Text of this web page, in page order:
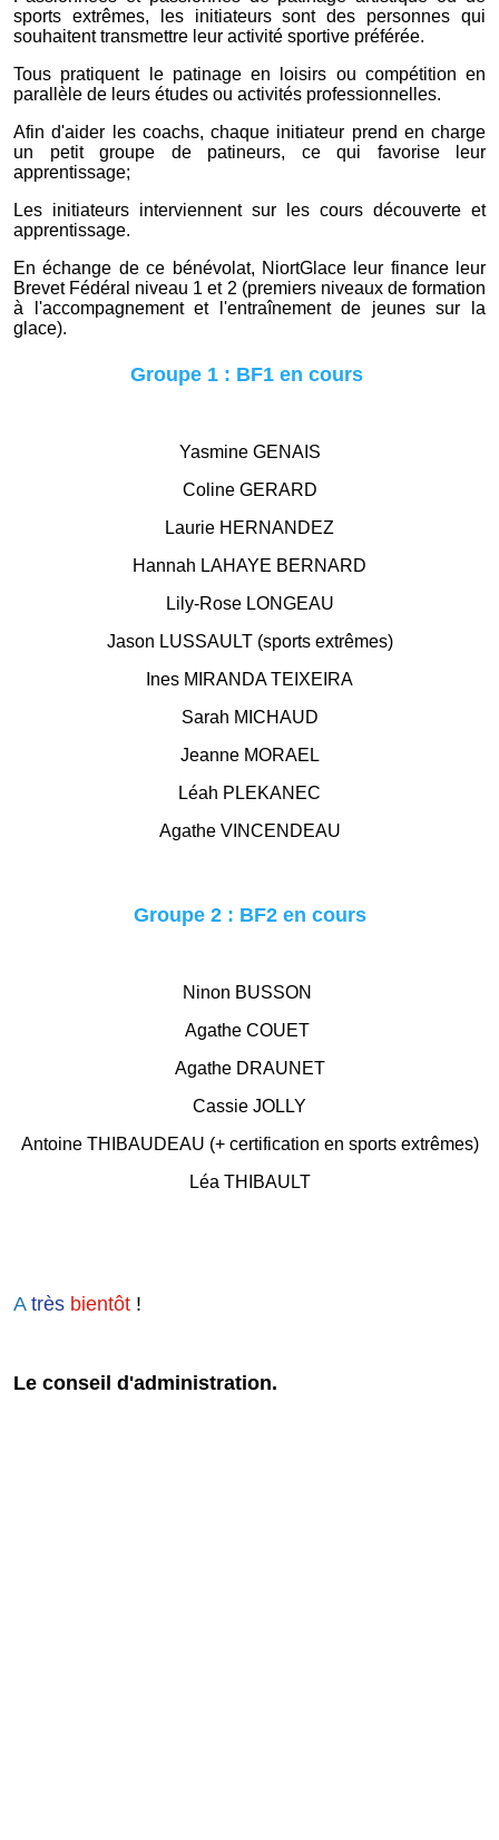
sports extrêmes, les initiateurs sont des personnes qui
souhaitent transmettre leur activité sportive préférée.
Tous pratiquent le patinage en loisirs ou compétition en
parallèle de leurs études ou activités professionnelles.
Afin d'aider les coachs, chaque initiateur prend en charge
un petit groupe de patineurs, ce qui favorise leur
apprentissage;
Les initiateurs interviennent sur les cours découverte et
apprentissage.
En échange de ce bénévolat, NiortGlace leur finance leur
Brevet Fédéral niveau 1 et 2 (premiers niveaux de formation
à l'accompagnement et l'entraînement de jeunes sur la
glace).
Groupe 1 : BF1 en cours
Yasmine GENAIS
Coline GERARD
Laurie HERNANDEZ
Hannah LAHAYE BERNARD
Lily-Rose LONGEAU
Jason LUSSAULT (sports extrêmes)
Ines MIRANDA TEIXEIRA
Sarah MICHAUD
Jeanne MORAEL
Léah PLEKANEC
Agathe VINCENDEAU
Groupe 2 : BF2 en cours
Ninon BUSSON
Agathe COUET
Agathe DRAUNET
Cassie JOLLY
Antoine THIBAUDEAU (+ certification en sports extrêmes)
Léa THIBAULT
A très bientôt !
Le conseil d'administration.